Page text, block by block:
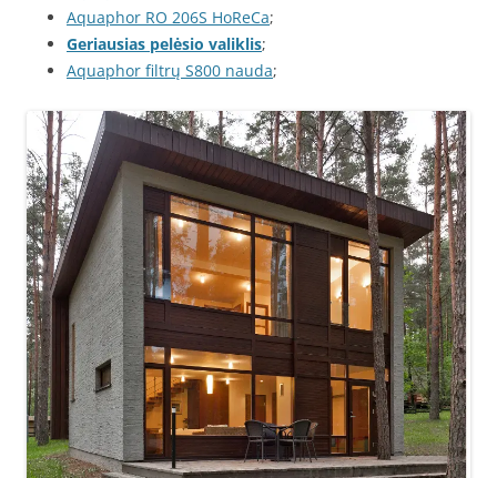
Aquaphor RO 206S HoReCa;
Geriausias pelėsio valiklis;
Aquaphor filtrų S800 nauda;